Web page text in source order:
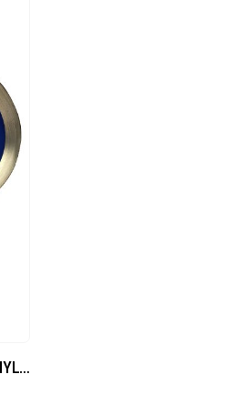
DISCO DA LANCIO IN NYLON/ACCIAIO